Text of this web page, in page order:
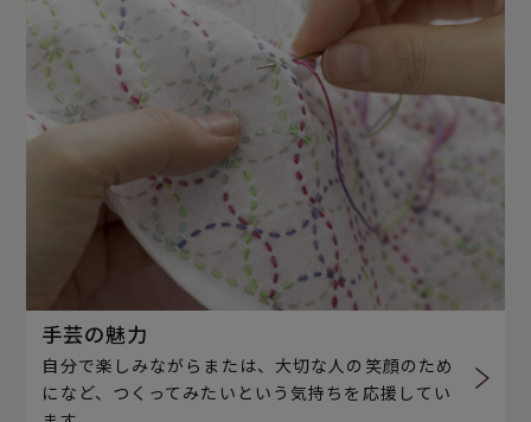
手芸の魅力
自分で楽しみながらまたは、大切な人の笑顔のため
になど、つくってみたいという気持ちを応援してい